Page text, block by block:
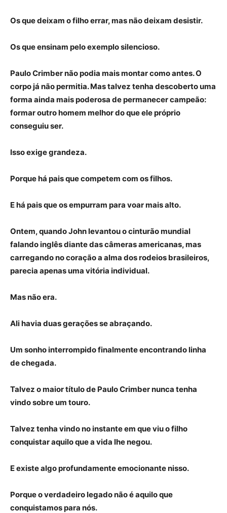
Os que deixam o filho errar, mas não deixam desistir.
Os que ensinam pelo exemplo silencioso.
Paulo Crimber não podia mais montar como antes. O
corpo já não permitia. Mas talvez tenha descoberto uma
forma ainda mais poderosa de permanecer campeão:
formar outro homem melhor do que ele próprio
conseguiu ser.
Isso exige grandeza.
Porque há pais que competem com os filhos.
E há pais que os empurram para voar mais alto.
Ontem, quando John levantou o cinturão mundial
falando inglês diante das câmeras americanas, mas
carregando no coração a alma dos rodeios brasileiros,
parecia apenas uma vitória individual.
Mas não era.
Ali havia duas gerações se abraçando.
Um sonho interrompido finalmente encontrando linha
de chegada.
Talvez o maior título de Paulo Crimber nunca tenha
vindo sobre um touro.
Talvez tenha vindo no instante em que viu o filho
conquistar aquilo que a vida lhe negou.
E existe algo profundamente emocionante nisso.
Porque o verdadeiro legado não é aquilo que
conquistamos para nós.